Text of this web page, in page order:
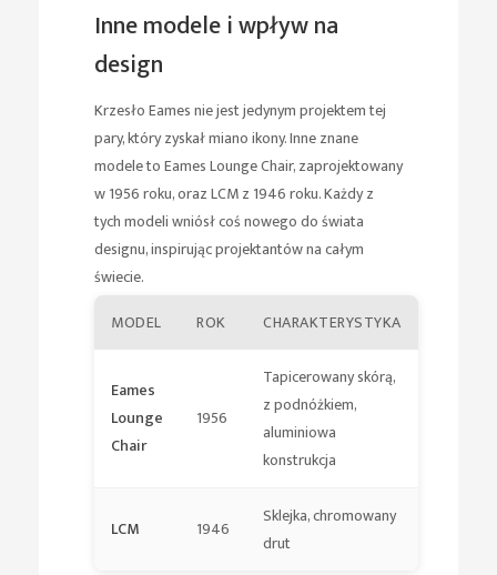
Inne modele i wpływ na
design
Krzesło Eames nie jest jedynym projektem tej
pary, który zyskał miano ikony. Inne znane
modele to Eames Lounge Chair, zaprojektowany
w 1956 roku, oraz LCM z 1946 roku. Każdy z
tych modeli wniósł coś nowego do świata
designu, inspirując projektantów na całym
świecie.
MODEL
ROK CHARAKTERYSTYKA
Eames
Lounge
Chair
1956
Tapicerowany skórą,
z podnóżkiem,
aluminiowa
konstrukcja
LCM 1946
Sklejka, chromowany
drut